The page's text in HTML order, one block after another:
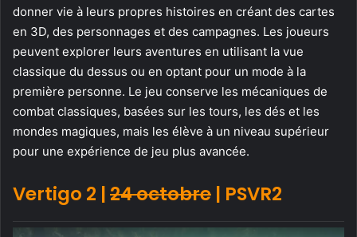
donner vie à leurs propres histoires en créant des cartes
en 3D, des personnages et des campagnes. Les joueurs
peuvent explorer leurs aventures en utilisant la vue
classique du dessus ou en optant pour un mode à la
première personne. Le jeu conserve les mécaniques de
combat classiques, basées sur les tours, les dés et les
mondes magiques, mais les élève à un niveau supérieur
pour une expérience de jeu plus avancée.
Vertigo 2 |24 octobre | PSVR2